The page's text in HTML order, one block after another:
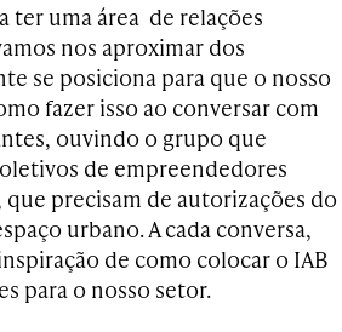
ter uma área de relações
nos aproximar dos
se posiciona para que o nosso
fazer isso ao conversar com
ouvindo o grupo que
de empreendedores
precisam de autorizações do
urbano. A cada conversa,
de como colocar o IAB
para o nosso setor.